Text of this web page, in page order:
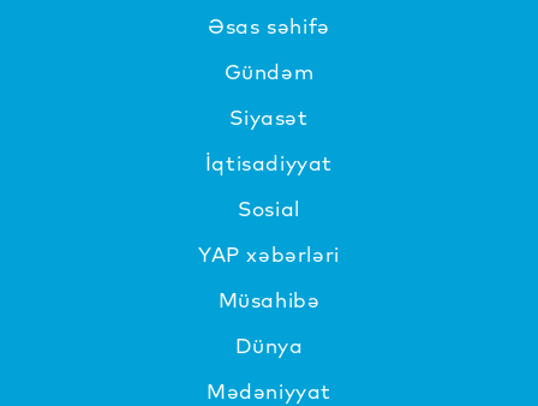
Əsas səhifə
Gündəm
Siyasət
İqtisadiyyat
Sosial
YAP xəbərləri
Müsahibə
Dünya
Mədəniyyat